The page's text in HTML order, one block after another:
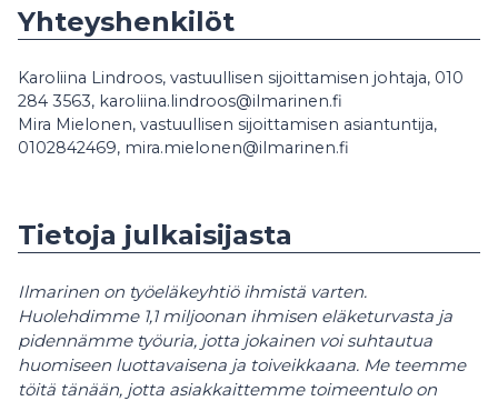
Yhteyshenkilöt
Karoliina Lindroos, vastuullisen sijoittamisen johtaja, 010
284 3563, karoliina.lindroos@ilmarinen.fi
Mira Mielonen, vastuullisen sijoittamisen asiantuntija,
0102842469, mira.mielonen@ilmarinen.fi
Tietoja julkaisijasta
Ilmarinen on työeläkeyhtiö ihmistä varten.
Huolehdimme 1,1 miljoonan ihmisen eläketurvasta ja
pidennämme työuria, jotta jokainen voi suhtautua
huomiseen luottavaisena ja toiveikkaana. Me teemme
töitä tänään, jotta asiakkaittemme toimeentulo on